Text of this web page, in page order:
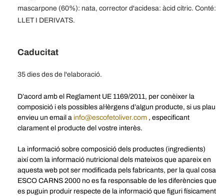
mascarpone (60%): nata, corrector d'acidesa: àcid cítric. Conté:
LLET I DERIVATS.
Caducitat
35 dies des de l'elaboració.
D’acord amb el Reglament UE 1169/2011, per conèixer la
composició i els possibles al·lèrgens d’algun producte, si us plau
envieu un email a info@escofetoliver.com , especificant
clarament el producte del vostre interès.
La informació sobre composició dels productes (ingredients)
així com la informació nutricional dels mateixos que apareix en
aquesta web pot ser modificada pels fabricants, per la qual cosa
ESCO CARNS 2000 no es fa responsable de les diferències que
es puguin produir respecte de la informació que figuri físicament